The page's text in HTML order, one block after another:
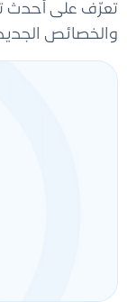
تعرّف على أحدث
والخصائص